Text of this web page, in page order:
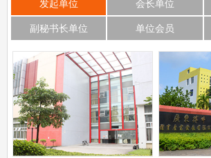
发起单位 会长单位
副秘书长单位 单位会员